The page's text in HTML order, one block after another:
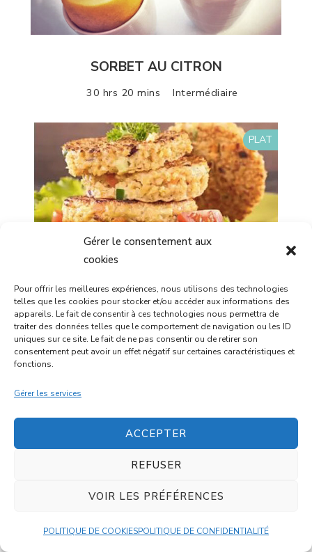
Gérer le consentement aux
cookies
Pour offrir les meilleures expériences, nous utilisons des technologies
telles que les cookies pour stocker et/ou accéder aux informations des
appareils. Le fait de consentir à ces technologies nous permettra de
traiter des données telles que le comportement de navigation ou les ID
uniques sur ce site. Le fait de ne pas consentir ou de retirer son
consentement peut avoir un effet négatif sur certaines caractéristiques et
fonctions.
Gérer les services
ACCEPTER
REFUSER
VOIR LES PRÉFÉRENCES
POLITIQUE DE COOKIESPOLITIQUE DE CONFIDENTIALITÉ
SORBET AU CITRON
30 hrs 20 mins Intermédiaire
PLAT
20 mins Intermédiaire
DESSERT
MUFFINS CHOCO-BANANE AU
35 mins Intermédiaire